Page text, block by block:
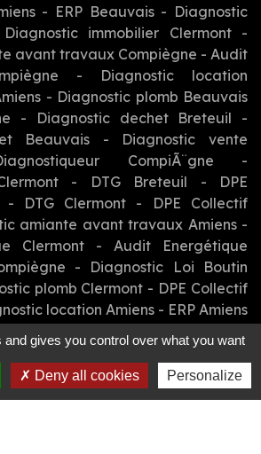
- ERP Beauvais- Diagnostic
Diagnostic immobilier Clermont-
avant travaux Compiègne - Audit
- Diagnostic location
- Diagnostic plomb Beauvais
- Diagnostic dechet Breteuil -
Beauvais - Diagnostic vente
CompiÃ¨gne -
- DTG Breteuil - DPE
- DTG Clermont -
DPE Collectif
amiante avant travaux Amiens-
Clermont - Audit Energétique
- Diagnostic Loi Boutin
plomb Clermont - DPE Collectif
location Amiens - ERP Amiens
immobilier Breteuil
Beauvais-
Assainissement
location Compiègne-
gives you control over what you want
Deny all cookies Personalize